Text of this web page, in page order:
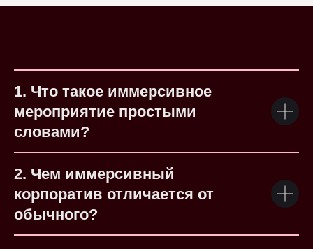
1. Что такое иммерсивное
мероприятие простыми
словами?
2. Чем иммерсивный
корпоратив отличается от
обычного?